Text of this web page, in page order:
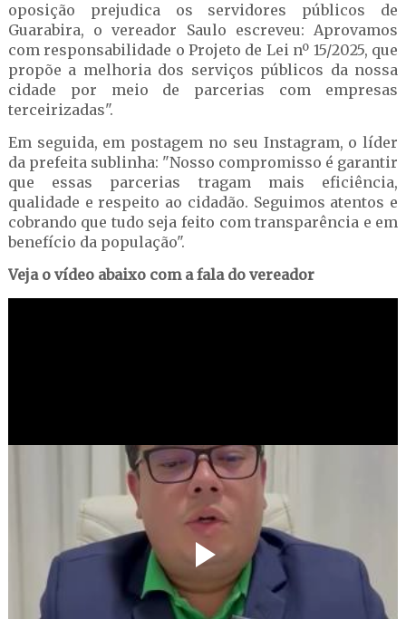
oposição prejudica os servidores públicos de
Guarabira, o vereador Saulo escreveu: Aprovamos
com responsabilidade o Projeto de Lei nº 15/2025, que
propõe a melhoria dos serviços públicos da nossa
cidade por meio de parcerias com empresas
terceirizadas".
Em seguida, em postagem no seu Instagram, o líder
da prefeita sublinha: "Nosso compromisso é garantir
que essas parcerias tragam mais eficiência,
qualidade e respeito ao cidadão. Seguimos atentos e
cobrando que tudo seja feito com transparência e em
benefício da população".
Veja o vídeo abaixo com a fala do vereador